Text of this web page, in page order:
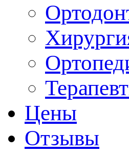
Цены
Отзывы